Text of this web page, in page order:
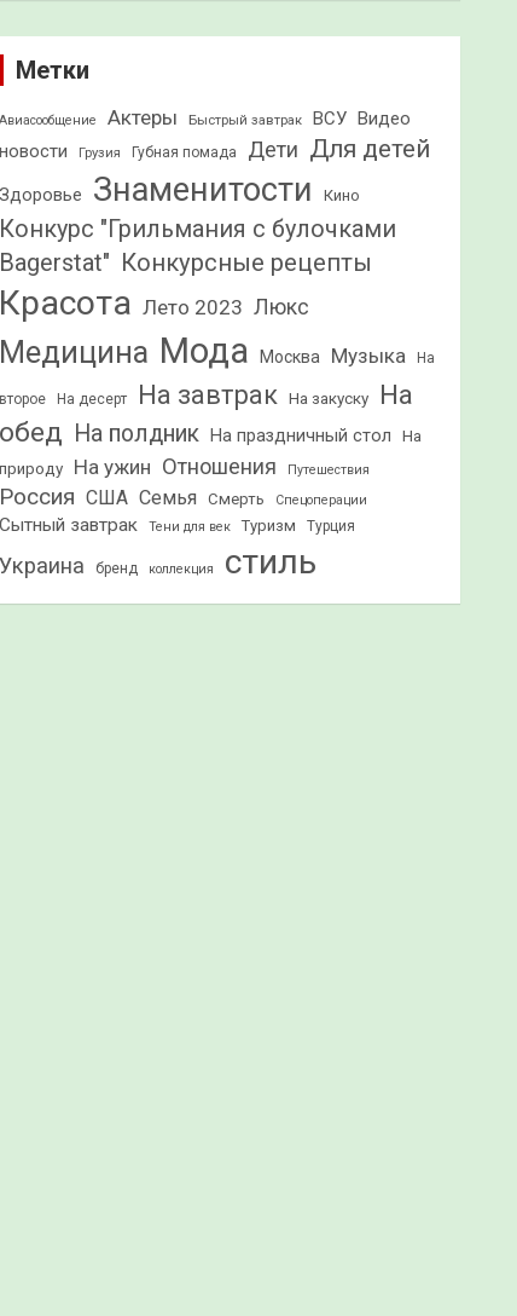
Метки
Авиасообщение Актеры Быстрый завтрак ВСУ Видео
новости
Грузия Губная помада Дети Для детей
Здоровье Знаменитости Кино
Конкурс "Грильмания с булочками
Bagerstat" Конкурсные рецепты
Красота Лето 2023 Люкс
Медицина Мода Москва Музыка На
второе На десерт На завтрак На закуску
На
обед На полдник На праздничный стол
На
природу
На ужин Отношения Путешествия
Россия США Семья Смерть Спецоперации
Сытный завтрак Тени для век Туризм Турция
Украина бренд коллекция стиль